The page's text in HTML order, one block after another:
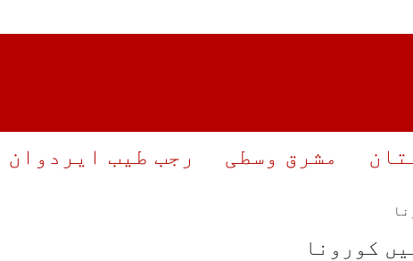
مشرق وسطی رجب طیب ایردوان
کورونا